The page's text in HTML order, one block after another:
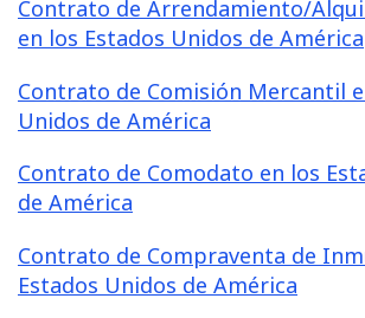
Contrato de Arrendamiento/
en los Estados Unidos de América
Contrato de Comisión Mercantil
Unidos de América
Contrato de Comodato en los
de América
Contrato de Compraventa de
Estados Unidos de América